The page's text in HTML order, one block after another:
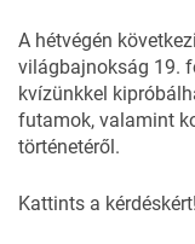
A hétvégén
világbajnokság 19.
kvízünkkel
futamok, valamint
történetéről.
Kattints a kérdéskért!